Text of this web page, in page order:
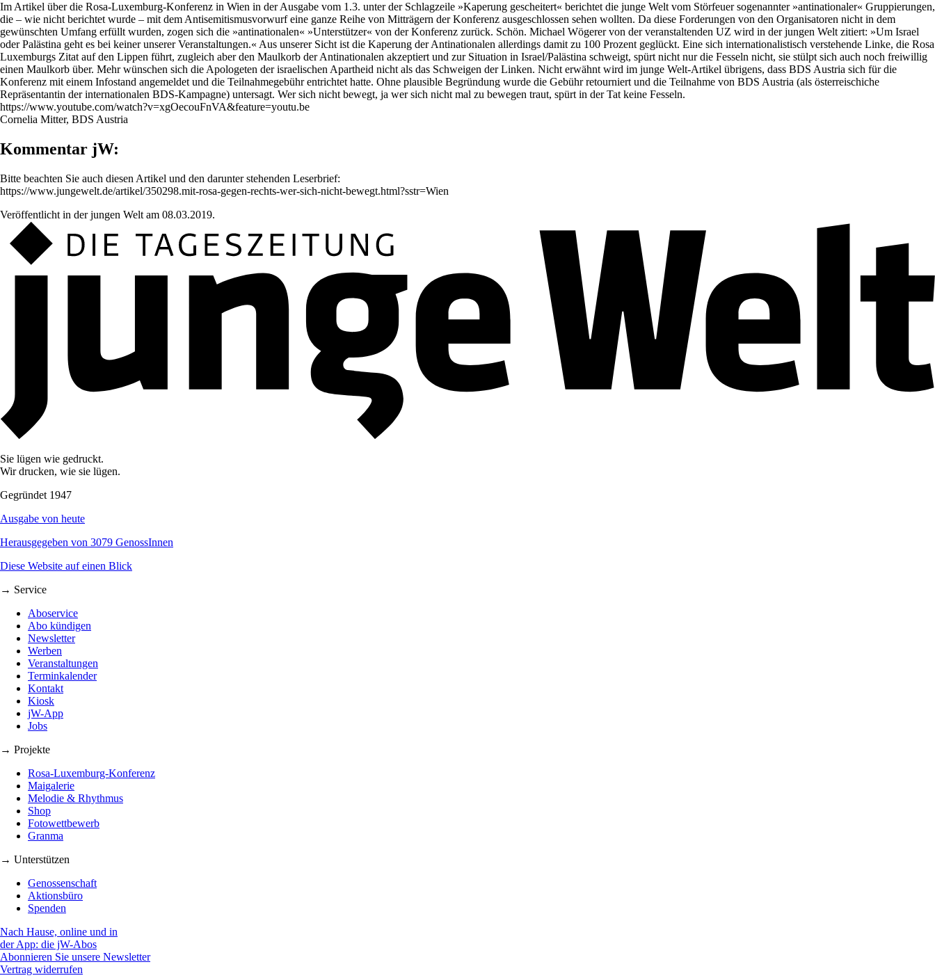
Im Artikel über die Rosa-Luxemburg-Konferenz in Wien in der Ausgabe vom 1.3. unter der Schlagzeile »Kaperung gescheitert« berichtet die junge Welt vom Störfeuer sogenannter »antinationaler« Gruppierungen,
die – wie nicht berichtet wurde – mit dem Antisemitismusvorwurf eine ganze Reihe von Mitträgern der Konferenz ausgeschlossen sehen wollten. Da diese Forderungen von den Organisatoren nicht in dem
gewünschten Umfang erfüllt wurden, zogen sich die »antinationalen« »Unterstützer« von der Konferenz zurück. Schön. Michael Wögerer von der veranstaltenden UZ wird in der jungen Welt zitiert: »Um Israel
oder Palästina geht es bei keiner unserer Veranstaltungen.« Aus unserer Sicht ist die Kaperung der Antinationalen allerdings damit zu 100 Prozent geglückt. Eine sich internationalistisch verstehende Linke, die Rosa
Luxemburgs Zitat auf den Lippen führt, zugleich aber den Maulkorb der Antinationalen akzeptiert und zur Situation in Israel/Palästina schweigt, spürt nicht nur die Fesseln nicht, sie stülpt sich auch noch freiwillig
einen Maulkorb über. Mehr wünschen sich die Apologeten der israelischen Apartheid nicht als das Schweigen der Linken. Nicht erwähnt wird im junge Welt-Artikel übrigens, dass BDS Austria sich für die
Konferenz mit einem Infostand angemeldet und die Teilnahmegebühr entrichtet hatte. Ohne plausible Begründung wurde die Gebühr retourniert und die Teilnahme von BDS Austria (als österreischiche
Repräsentantin der internationalen BDS-Kampagne) untersagt. Wer sich nicht bewegt, ja wer sich nicht mal zu bewegen traut, spürt in der Tat keine Fesseln.
https://www.youtube.com/watch?v=xgOecouFnVA&feature=youtu.be
Cornelia Mitter, BDS Austria
Kommentar jW:
Bitte beachten Sie auch diesen Artikel und den darunter stehenden Leserbrief:
https://www.jungewelt.de/artikel/350298.mit-rosa-gegen-rechts-wer-sich-nicht-bewegt.html?sstr=Wien
Veröffentlicht in der jungen Welt am 08.03.2019.
Sie lügen wie gedruckt.
Wir drucken, wie sie lügen.
Gegründet 1947
Ausgabe von heute
Herausgegeben von 3079 GenossInnen
Diese Website auf einen Blick
→ Service
Aboservice
Abo kündigen
Newsletter
Werben
Veranstaltungen
Terminkalender
Kontakt
Kiosk
jW-App
Jobs
→ Projekte
Rosa-Luxemburg-Konferenz
Maigalerie
Melodie & Rhythmus
Shop
Fotowettbewerb
Granma
→ Unterstützen
Genossenschaft
Aktionsbüro
Spenden
Nach Hause, online und in
der App: die jW-Abos
Abonnieren Sie unsere Newsletter
Vertrag widerrufen